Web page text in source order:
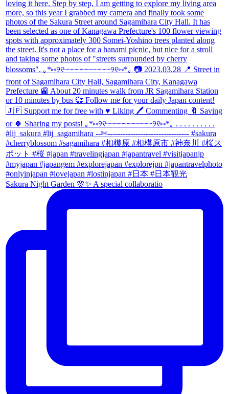
Sakura Night Garden 🌸✨ A special collaboratio